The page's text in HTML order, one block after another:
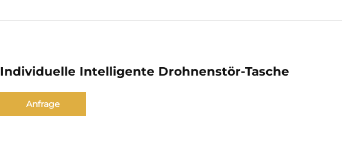
Individuelle Intelligente Drohnenstör-Tasche
Anfrage